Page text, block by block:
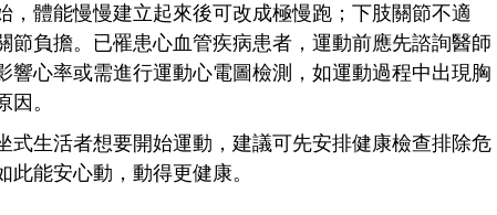
，體能慢慢建立起來後可改成極慢跑；下肢關節不適
節負擔。已罹患心血管疾病患者，運動前應先諮詢醫師
響心率或需進行運動心電圖檢測，如運動過程中出現胸
。
式生活者想要開始運動，建議可先安排健康檢查排除危
能安心動，動得更健康。